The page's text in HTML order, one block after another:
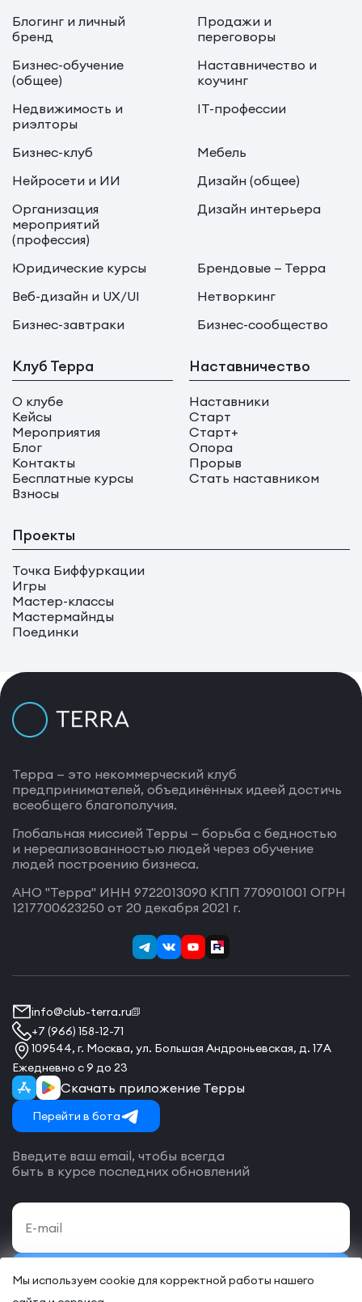
Блогинг и личный
бренд
Продажи и
переговоры
Бизнес-обучение
(общее)
Наставничество и
коучинг
Недвижимость и
риэлторы
IT-профессии
Бизнес-клуб
Мебель
Нейросети и ИИ
Дизайн (общее)
Организация
мероприятий
(профессия)
Дизайн интерьера
Юридические курсы
Брендовые — Терра
Веб-дизайн и UX/UI
Нетворкинг
Бизнес-завтраки
Бизнес-сообщество
Клуб Терра
О клубе
Кейсы
Мероприятия
Блог
Контакты
Бесплатные курсы
Взносы
Наставничество
Наставники
Старт
Старт+
Опора
Прорыв
Стать наставником
Проекты
Точка Биффуркации
Игры
Мастер-классы
Мастермайнды
Поединки
Терра — это некоммерческий клуб
предпринимателей, объединённых идеей достичь
всеобщего благополучия.
Глобальная миссией Терры — борьба с бедностью
и нереализованностью людей через обучение
людей построению бизнеса.
АНО "Терра" ИНН 9722013090 КПП 770901001 ОГРН
1217700623250 от 20 декабря 2021 г.
info@club-terra.ru
+7 (966) 158-12-71
109544, г. Москва, ул. Большая Андроньевская, д. 17А
Ежедневно с 9 до 23
Скачать приложение Терры
Перейти в бота
Введите ваш email, чтобы всегда
быть в курсе последних обновлений
Мы используем cookie для корректной работы нашего